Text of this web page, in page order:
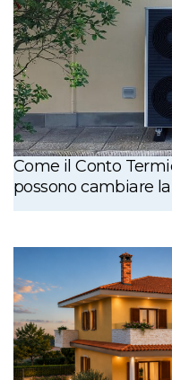
Come il Conto
possono cambiare